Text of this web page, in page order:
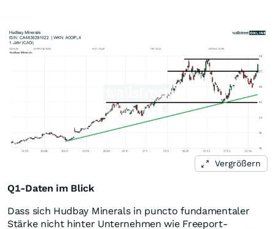
Vergrößern
Q1-Daten im Blick
Dass sich Hudbay Minerals in puncto fundamentaler
Stärke nicht hinter Unternehmen wie Freeport-